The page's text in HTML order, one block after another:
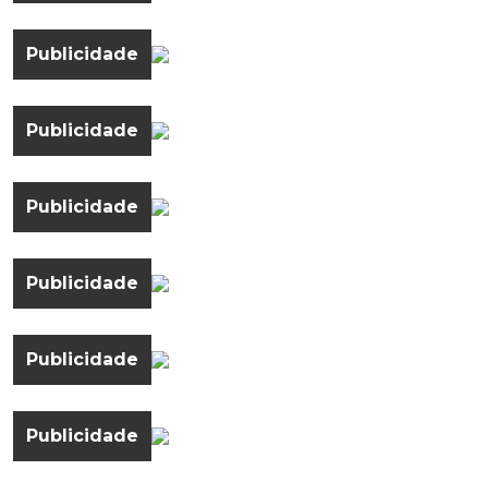
Publicidade
Publicidade
Publicidade
Publicidade
Publicidade
Publicidade